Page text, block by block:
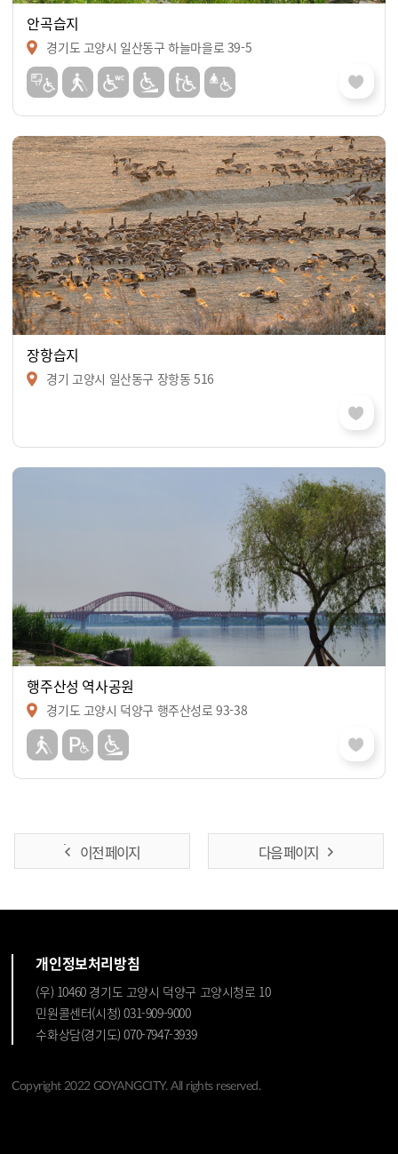
안곡습지
경기도 고양시 일산동구 하늘마을로 39-5
장항습지
경기 고양시 일산동구 장항동 516
행주산성 역사공원
경기도 고양시 덕양구 행주산성로 93-38
이전 페이지 다음 페이지
개인정보처리방침
(우) 10460 경기도 고양시 덕양구 고양시청로 10
민원콜센터(시청) 031-909-9000
수화상담(경기도) 070-7947-3939
Copyright 2022 GOYANGCITY. All rights reserved.